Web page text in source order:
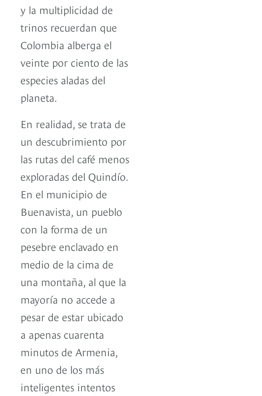
y la multiplicidad de
trinos recuerdan que
Colombia alberga el
veinte por ciento de las
especies aladas del
planeta.
En realidad, se trata de
un descubrimiento por
las rutas del café menos
exploradas del Quindío.
En el municipio de
Buenavista, un pueblo
con la forma de un
pesebre enclavado en
medio de la cima de
una montaña, al que la
mayoría no accede a
pesar de estar ubicado
a apenas cuarenta
minutos de Armenia,
en uno de los más
inteligentes intentos